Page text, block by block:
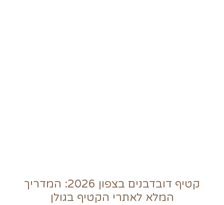
קטיף דובדבנים בצפון 2026: המדריך
המלא לאתרי הקטיף בגולן